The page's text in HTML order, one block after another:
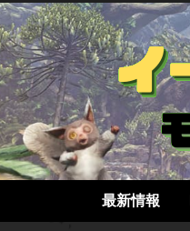
最新情報